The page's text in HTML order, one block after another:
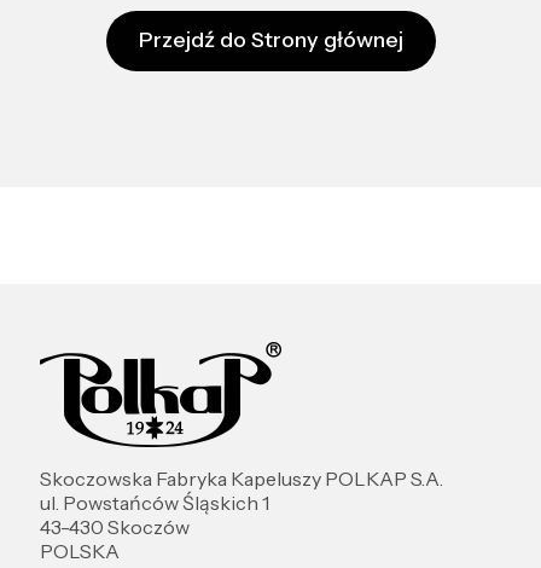
Przejdź do Strony głównej
Skoczowska Fabryka Kapeluszy POLKAP S.A.
ul. Powstańców Śląskich 1
43-430 Skoczów
POLSKA